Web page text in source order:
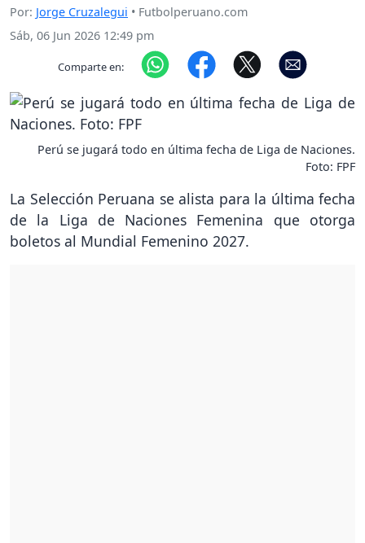
Por: Jorge Cruzalegui • Futbolperuano.com
Sáb, 06 Jun 2026 12:49 pm
Comparte en:
Perú se jugará todo en última fecha de Liga de Naciones.
Foto: FPF
La Selección Peruana se alista para la última fecha
de la Liga de Naciones Femenina que otorga
boletos al Mundial Femenino 2027.